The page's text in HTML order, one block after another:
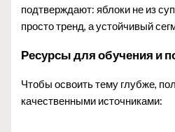
подтверждают: яблоки не из
просто тренд, а устойчивый
Ресурсы для обучения и
Чтобы освоить тему глубже,
качественными источниками: